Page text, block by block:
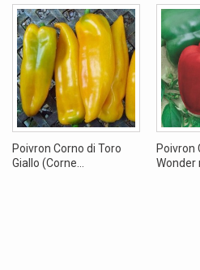
Poivron Corno di Toro
Giallo (Corne...
Poivron
Wonder